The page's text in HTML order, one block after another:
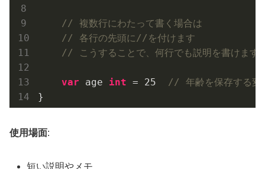
// 複数行にわたって書く場合は
// 各行の先頭に//を付けます
// こうすることで、何行でも説明を書けます
var age int = 25
// 年齢を保存する変
使用場面:
短い説明やメモ